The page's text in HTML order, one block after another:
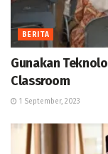
BERITA
Gunakan
Classroom
1 September, 2023